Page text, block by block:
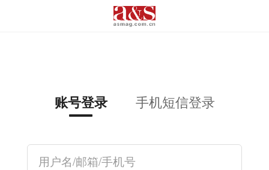
账号登录 手机短信登录